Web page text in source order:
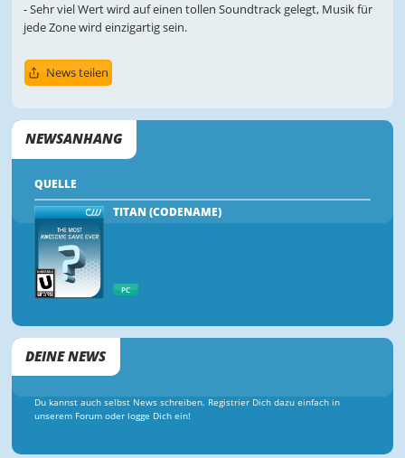
- Sehr viel Wert wird auf einen tollen Soundtrack gelegt, Musik für
jede Zone wird einzigartig sein.
News teilen
NEWSANHANG
QUELLE
TITAN (CODENAME)
PC
DEINE NEWS
Du kannst auch selbst News schreiben. Registrier Dich dazu einfach in
unserem Forum oder logge Dich ein!